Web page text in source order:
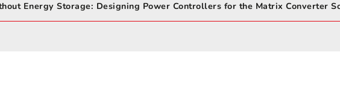
Energy Storage: Designing Power Controllers for the Matrix Converter